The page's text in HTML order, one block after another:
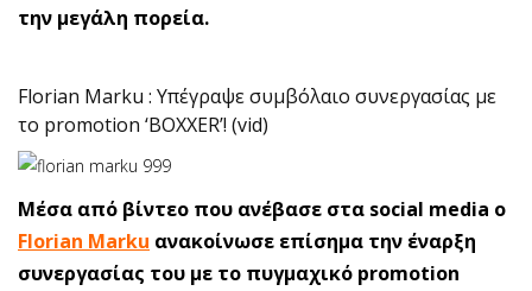
την μεγάλη πορεία.
Florian Marku : Υπέγραψε συμβόλαιο συνεργασίας με
το promotion ‘BOXXER’! (vid)
Μέσα από βίντεο που ανέβασε στα social media ο
Florian Marku ανακοίνωσε επίσημα την έναρξη
συνεργασίας του με το πυγμαχικό promotion